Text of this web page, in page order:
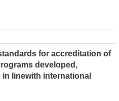
for accreditation of
developed,
linewith international